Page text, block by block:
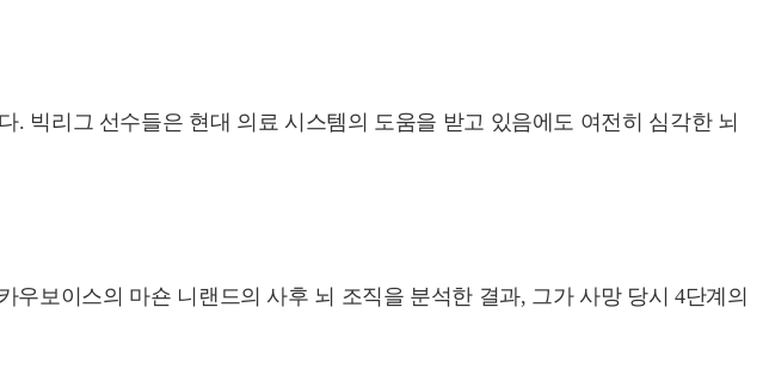
빅리그 선수들은 현대 의료 시스템의 도움을 받고 있음에도 여전히 심각한 뇌
보이스의 마숀 니랜드의 사후 뇌 조직을 분석한 결과, 그가 사망 당시 4단계의